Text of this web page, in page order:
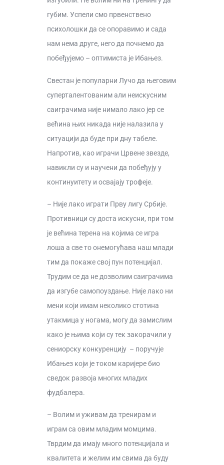
губим. Успели смо првенствено
психолошки да се опоравимо и сада
нам нема друге, него да почнемо да
побеђујемо – оптимиста је Ибањез.
Свестан је популарни Лучо да његовим
суперталентованим али неискусним
саиграчима није нимало лако јер се
већина њих никада није налазила у
ситуацији да буде при дну табеле.
Напротив, као играчи Црвене звезде,
навикли су и научени да побеђују у
континуитету и освајају трофеје.
– Није лако играти Прву лигу Србије.
Противници су доста искусни, при том
је већина терена на којима се игра
лоша а све то онемогућава наш млади
тим да покаже свој пун потенцијал.
Трудим се да не дозволим саиграчима
да изгубе самопоуздање. Није лако ни
мени који имам неколико стотина
утакмица у ногама, могу да замислим
како је њима који су тек закорачили у
сениорску конкуренцију – поручује
Ибањез који је током каријере био
сведок развоја многих младих
фудбалера.
– Волим и уживам да тренирам и
играм са овим младим момцима.
Тврдим да имају много потенцијала и
квалитета и желим им свима да буду